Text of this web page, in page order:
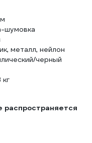
шумовка
металл, нейлон
черный
распространяется